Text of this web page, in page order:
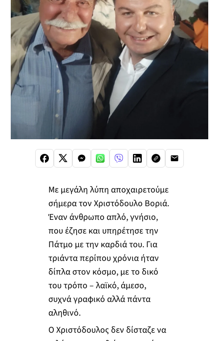
Με μεγάλη λύπη αποχαιρετούμε
σήμερα τον Χριστόδουλο Βοριά.
Έναν άνθρωπο απλό, γνήσιο,
που έζησε και υπηρέτησε την
Πάτμο με την καρδιά του. Για
τριάντα περίπου χρόνια ήταν
δίπλα στον κόσμο, με το δικό
του τρόπο – λαϊκό, άμεσο,
συχνά γραφικό αλλά πάντα
αληθινό.
Ο Χριστόδουλος δεν δίσταζε να